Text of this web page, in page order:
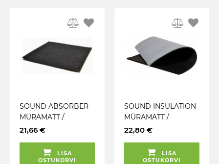
SOUND ABSORBER
MÜRAMATT /
ABSORBER 7.0MM
VIBROFILTR
21,66 €
LISA
OSTUKORVI
SOUND INSULATION
MÜRAMATT /
ISOLAATOR 9.0MM
VIBROFILTR
22,80 €
LISA
OSTUKORVI